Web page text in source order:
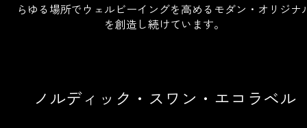
らゆる場所でウェルビーイングを高めるモダン・オリジナ
を創造し続けています。
ノルディック・スワン・エコラベル